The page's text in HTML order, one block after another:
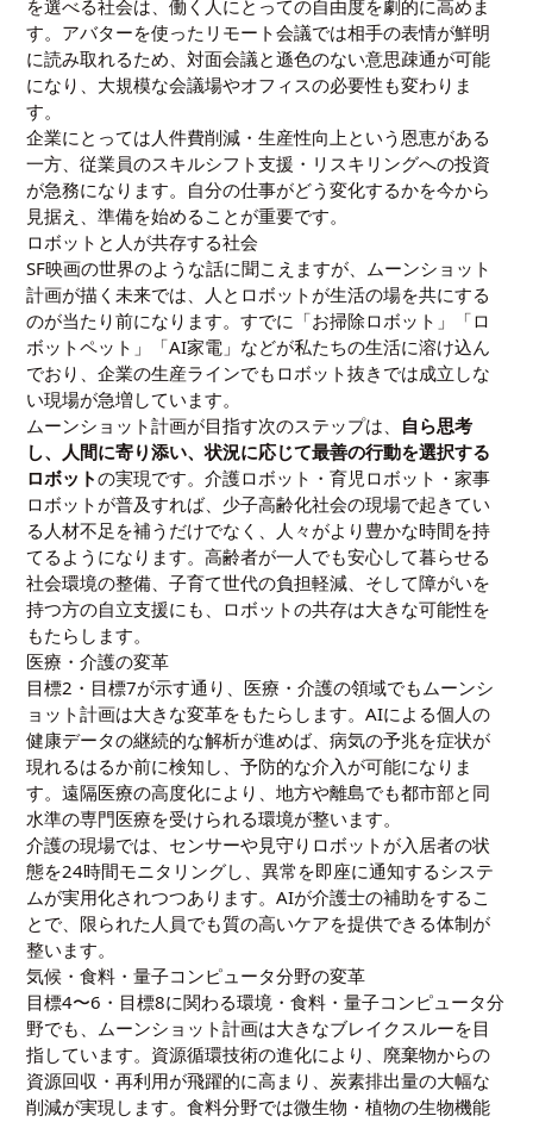
を選べる社会は、働く人にとっての自由度を劇的に高めま
す。アバターを使ったリモート会議では相手の表情が鮮明
に読み取れるため、対面会議と遜色のない意思疎通が可能
になり、大規模な会議場やオフィスの必要性も変わりま
す。
企業にとっては人件費削減・生産性向上という恩恵がある
一方、従業員のスキルシフト支援・リスキリングへの投資
が急務になります。自分の仕事がどう変化するかを今から
見据え、準備を始めることが重要です。
ロボットと人が共存する社会
SF映画の世界のような話に聞こえますが、ムーンショット
計画が描く未来では、人とロボットが生活の場を共にする
のが当たり前になります。すでに「お掃除ロボット」「ロ
ボットペット」「AI家電」などが私たちの生活に溶け込ん
でおり、企業の生産ラインでもロボット抜きでは成立しな
い現場が急増しています。
ムーンショット計画が目指す次のステップは、 自ら思考
し、人間に寄り添い、状況に応じて最善の行動を選択する
ロボットの実現です。介護ロボット・育児ロボット・家事
ロボットが普及すれば、少子高齢化社会の現場で起きてい
る人材不足を補うだけでなく、人々がより豊かな時間を持
てるようになります。高齢者が一人でも安心して暮らせる
社会環境の整備、子育て世代の負担軽減、そして障がいを
持つ方の自立支援にも、ロボットの共存は大きな可能性を
もたらします。
医療・介護の変革
目標2・目標7が示す通り、医療・介護の領域でもムーンシ
ョット計画は大きな変革をもたらします。AIによる個人の
健康データの継続的な解析が進めば、病気の予兆を症状が
現れるはるか前に検知し、予防的な介入が可能になりま
す。遠隔医療の高度化により、地方や離島でも都市部と同
水準の専門医療を受けられる環境が整います。
介護の現場では、センサーや見守りロボットが入居者の状
態を24時間モニタリングし、異常を即座に通知するシステ
ムが実用化されつつあります。AIが介護士の補助をするこ
とで、限られた人員でも質の高いケアを提供できる体制が
整います。
気候・食料・量子コンピュータ分野の変革
目標4〜6・目標8に関わる環境・食料・量子コンピュータ分
野でも、ムーンショット計画は大きなブレイクスルーを目
指しています。資源循環技術の進化により、廃棄物からの
資源回収・再利用が飛躍的に高まり、炭素排出量の大幅な
削減が実現します。食料分野では微生物・植物の生物機能